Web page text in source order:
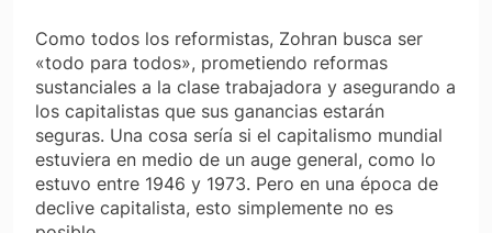
Como todos los reformistas, Zohran busca ser
«todo para todos», prometiendo reformas
sustanciales a la clase trabajadora y asegurando a
los capitalistas que sus ganancias estarán
seguras. Una cosa sería si el capitalismo mundial
estuviera en medio de un auge general, como lo
estuvo entre 1946 y 1973. Pero en una época de
declive capitalista, esto simplemente no es